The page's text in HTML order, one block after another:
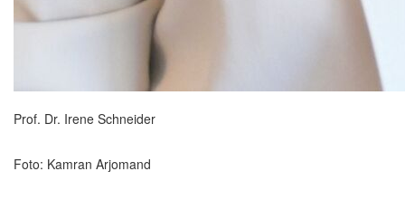
Prof. Dr. Irene Schneider
Foto: Kamran Arjomand